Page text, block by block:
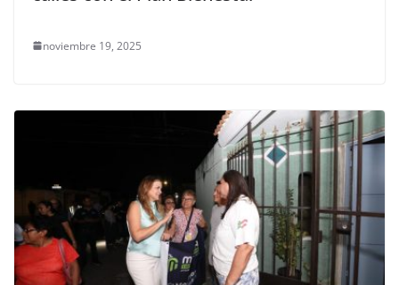
noviembre 19, 2025